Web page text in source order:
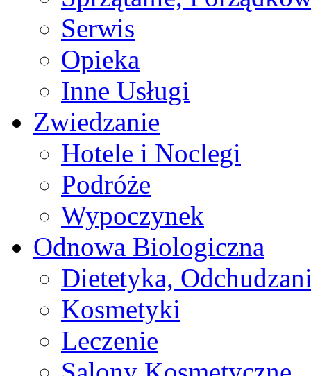
Serwis
Opieka
Inne Usługi
Zwiedzanie
Hotele i Noclegi
Podróże
Wypoczynek
Odnowa Biologiczna
Dietetyka,
Kosmetyki
Leczenie